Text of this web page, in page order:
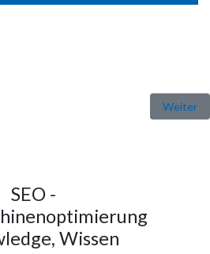
kleine Firmen (meist) hinterWeiter
SEO -
Wissen